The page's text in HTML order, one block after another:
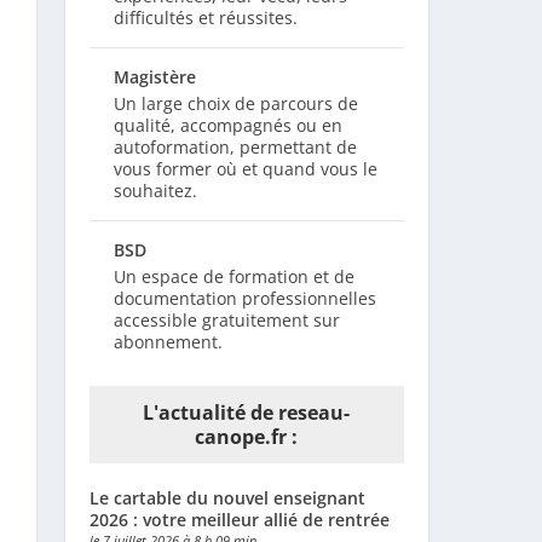
difficultés et réussites.
Magistère
Un large choix de parcours de
qualité, accompagnés ou en
autoformation, permettant de
vous former où et quand vous le
souhaitez.
BSD
Un espace de formation et de
documentation professionnelles
accessible gratuitement sur
abonnement.
L'actualité de reseau-
canope.fr :
Le cartable du nouvel enseignant
2026 : votre meilleur allié de rentrée